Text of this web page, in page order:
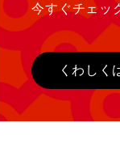
今すぐチェッ
くわしく